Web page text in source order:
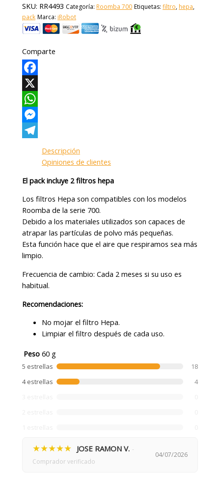
SKU: RR4493 Categoría: Roomba 700 Etiquetas:filtro, hepa,
pack Marca: iRobot
Comparte
Facebook
X
WhatsApp
Messenger
Descripción
Opiniones de clientes
El pack incluye 2 filtros hepa
Los filtros Hepa son compatibles con los modelos
Roomba de la serie 700.
Debido a los materiales utilizados son capaces de
atrapar las partículas de polvo más pequeñas.
Esta función hace que el aire que respiramos sea más
limpio.
Frecuencia de cambio: Cada 2 meses si su uso es
habitual.
Recomendaciones:
No mojar el filtro Hepa.
Limpiar el filtro después de cada uso.
Peso 60 g
5 estrellas
18
4 estrellas
4
★★★★★ JOSE RAMON V. -
Comprador verificado
04/07/2026